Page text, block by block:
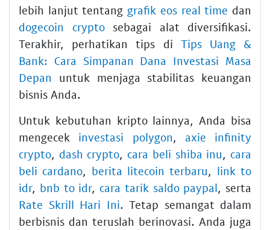
lebih lanjut tentang grafik eos real time dan
dogecoin cryptosebagai alat diversifikasi.
Terakhir, perhatikan tips di Tips Uang &
Bank: Cara Simpanan Dana Investasi Masa
Depan untuk menjaga stabilitas keuangan
bisnis Anda.
Untuk kebutuhan kripto lainnya, Anda bisa
mengecek investasi polygon
axie infinity
crypto
dash crypto cara beli shiba inu
cara
beli cardano
berita litecoin terbaru
link to
idr, bnb to idr, cara tarik saldo paypal , serta
Rate Skrill Hari Ini. Tetap semangat dalam
berbisnis dan teruslah berinovasi. Anda juga